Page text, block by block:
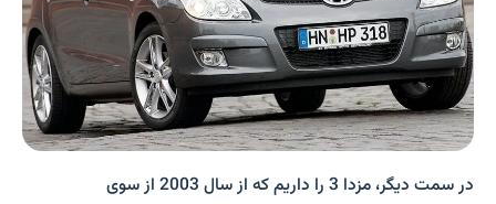
در سمت دیگر، مزدا 3 را داریم که از سال 2003 از سوی